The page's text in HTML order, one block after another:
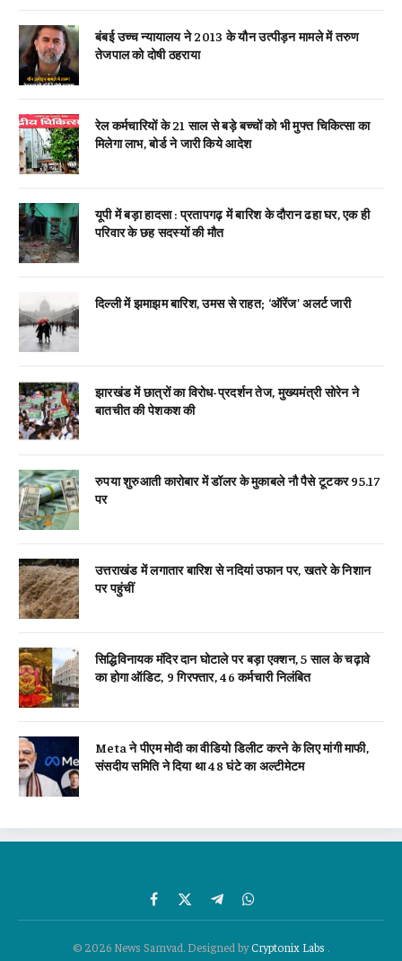
बंबई उच्च न्यायालय ने 2013 के यौन उत्पीड़न मामले में तरुण
तेजपाल को दोषी ठहराया
रेल कर्मचारियों के 21 साल से बड़े बच्चों को भी मुफ्त चिकित्सा का
मिलेगा लाभ, बोर्ड ने जारी किये आदेश
यूपी में बड़ा हादसा : प्रतापगढ़ में बारिश के दौरान ढहा घर, एक ही
परिवार के छह सदस्यों की मौत
दिल्ली में झमाझम बारिश, उमस से राहत; ‘ऑरेंज’ अलर्ट जारी
झारखंड में छात्रों का विरोध-प्रदर्शन तेज, मुख्यमंत्री सोरेन ने
बातचीत की पेशकश की
रुपया शुरुआती कारोबार में डॉलर के मुकाबले नौ पैसे टूटकर 95.17
पर
उत्तराखंड में लगातार बारिश से नदियां उफान पर, खतरे के निशान
पर पहुंचीं
सिद्धिविनायक मंदिर दान घोटाले पर बड़ा एक्शन, 5 साल के चढ़ावे
का होगा ऑडिट, 9 गिरफ्तार, 46 कर्मचारी निलंबित
Meta ने पीएम मोदी का वीडियो डिलीट करने के लिए मांगी माफी,
संसदीय समिति ने दिया था 48 घंटे का अल्टीमेटम
Facebook
X
(Twitter)
TelegramWhatsApp
© 2026 News Samvad. Designed byCryptonix Labs .